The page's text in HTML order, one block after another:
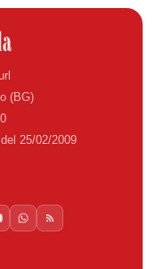
(BG)
25/02/2009